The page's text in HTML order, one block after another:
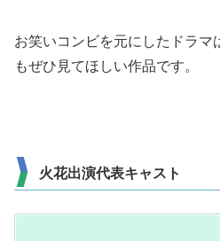
お笑いコンビを元にしたドラマ
もぜひ見てほしい作品です。
火花出演代表キャスト